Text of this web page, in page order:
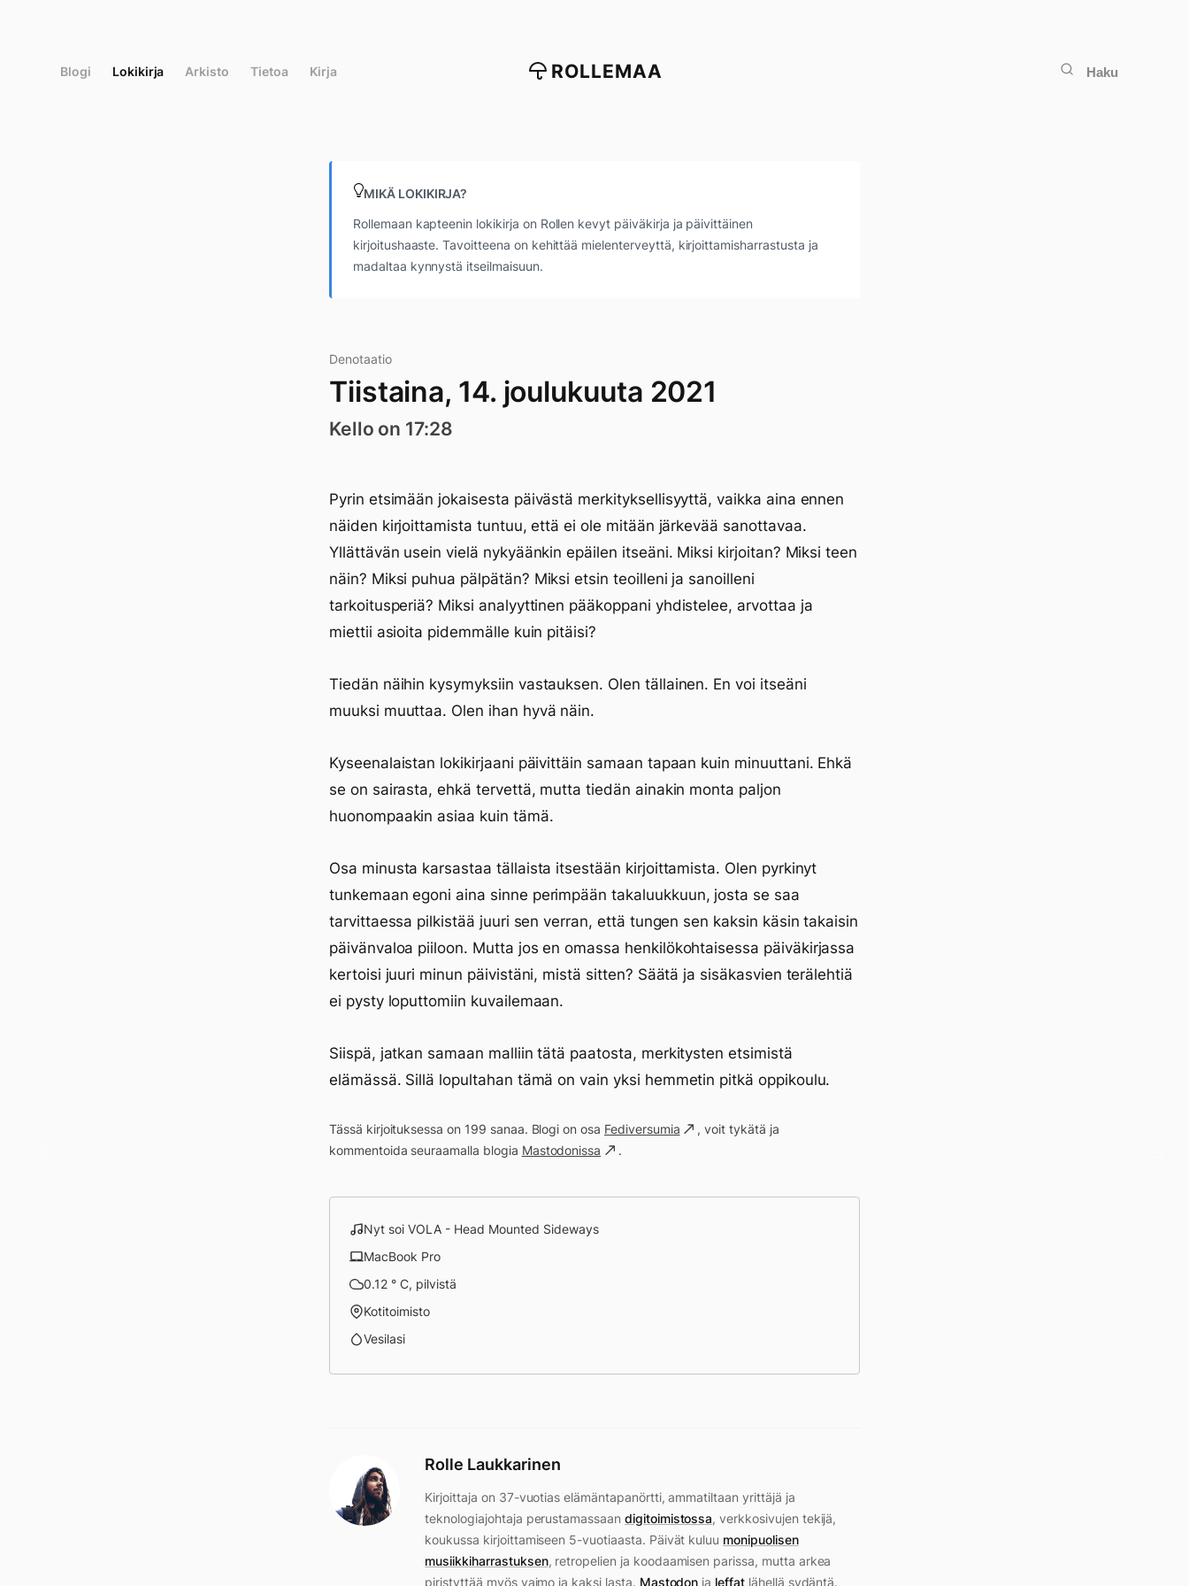
Blogi Lokikirja Arkisto Tietoa Kirja ROLLEMAA Haku
MIKÄ LOKIKIRJA?
Rollemaan kapteenin lokikirja on Rollen kevyt päiväkirja ja päivittäinen
kirjoitushaaste. Tavoitteena on kehittää mielenterveyttä, kirjoittamisharrastusta ja
madaltaa kynnystä itseilmaisuun.
Denotaatio
Tiistaina, 14. joulukuuta 2021
Kello on 17:28
Pyrin etsimään jokaisesta päivästä merkityksellisyyttä, vaikka aina ennen
näiden kirjoittamista tuntuu, että ei ole mitään järkevää sanottavaa.
Yllättävän usein vielä nykyäänkin epäilen itseäni. Miksi kirjoitan? Miksi teen
näin? Miksi puhua pälpätän? Miksi etsin teoilleni ja sanoilleni
tarkoitusperiä? Miksi analyyttinen pääkoppani yhdistelee, arvottaa ja
miettii asioita pidemmälle kuin pitäisi?
Tiedän näihin kysymyksiin vastauksen. Olen tällainen. En voi itseäni
muuksi muuttaa. Olen ihan hyvä näin.
Kyseenalaistan lokikirjaani päivittäin samaan tapaan kuin minuuttani. Ehkä
se on sairasta, ehkä tervettä, mutta tiedän ainakin monta paljon
huonompaakin asiaa kuin tämä.
Osa minusta karsastaa tällaista itsestään kirjoittamista. Olen pyrkinyt
tunkemaan egoni aina sinne perimpään takaluukkuun, josta se saa
tarvittaessa pilkistää juuri sen verran, että tungen sen kaksin käsin takaisin
päivänvaloa piiloon. Mutta jos en omassa henkilökohtaisessa päiväkirjassa
kertoisi juuri minun päivistäni, mistä sitten? Säätä ja sisäkasvien terälehtiä
ei pysty loputtomiin kuvailemaan.
Siispä, jatkan samaan malliin tätä paatosta, merkitysten etsimistä
elämässä. Sillä lopultahan tämä on vain yksi hemmetin pitkä oppikoulu.
Tässä kirjoituksessa on 199 sanaa. Blogi on osa Fediversumia
, voit tykätä ja
kommentoida seuraamalla blogia Mastodonissa .
Nyt soi VOLA - Head Mounted Sideways
MacBook Pro
0.12 ° C, pilvistä
Kotitoimisto
Vesilasi
Rolle Laukkarinen
Kirjoittaja on 37-vuotias elämäntapanörtti, ammatiltaan yrittäjä ja
teknologiajohtaja perustamassaan digitoimistossa, verkkosivujen tekijä,
koukussa kirjoittamiseen 5-vuotiaasta. Päivät kuluu monipuolisen
musiikkiharrastuksen, retropelien ja koodaamisen parissa, mutta arkea
piristyttää myös vaimo ja kaksi lasta. Mastodon ja leffatlähellä sydäntä.
Ristiriita